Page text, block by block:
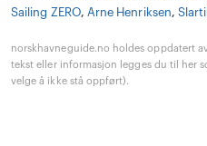
Sailing ZERO, Arne Henriksen,
norskhavneguide.no holdes oppdatert
tekst eller informasjon legges du til her
velge å ikke stå oppført).